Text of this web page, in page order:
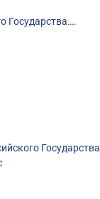
Государства….
Государства